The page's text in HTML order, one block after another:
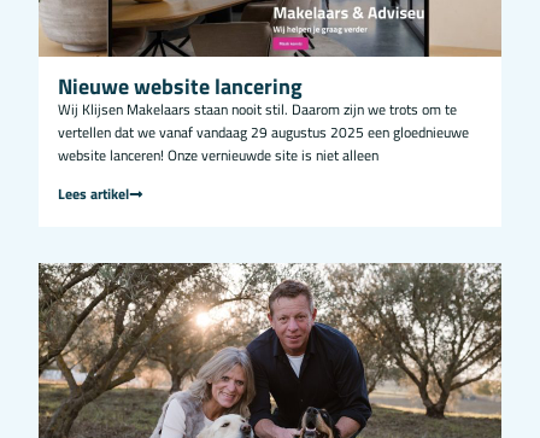
Nieuwe website lancering
Wij Klijsen Makelaars staan nooit stil. Daarom zijn we trots om te
vertellen dat we vanaf vandaag 29 augustus 2025 een gloednieuwe
website lanceren! Onze vernieuwde site is niet alleen
Lees artikel